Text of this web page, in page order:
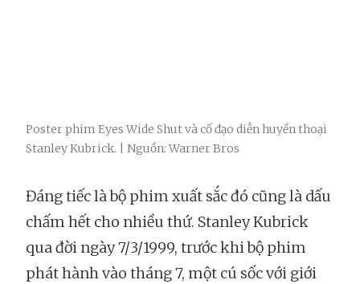
Poster phim Eyes Wide Shut và cố đạo diễn huyền thoại
Stanley Kubrick. | Nguồn: Warner Bros
Đáng tiếc là bộ phim xuất sắc đó cũng là dấu
chấm hết cho nhiều thứ. Stanley Kubrick
qua đời ngày 7/3/1999, trước khi bộ phim
phát hành vào tháng 7, một cú sốc với giới